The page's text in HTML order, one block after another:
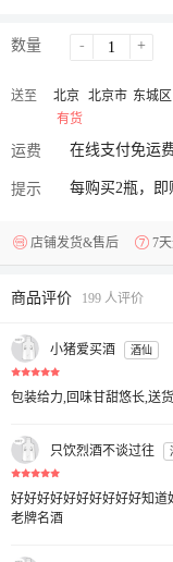
数量 - +
送至 北京 北京市 东城区
有货
运费 在线支付免运
提示 每购买2瓶，
店铺发货&售后 7
商品评价 199 人评价
小猪爱买酒 酒仙
包装给力,回味甘甜悠长,送
只饮烈酒不谈过往
好好好好好好好好好好知道
老牌名酒